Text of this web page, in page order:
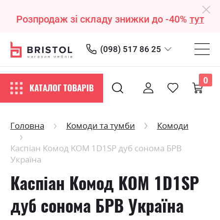
Розпродаж зі складу знижки до -40% тут
(098) 517 86 25
КАТАЛОГ ТОВАРІВ
0
Головна Комоди та тумби
Комоди
Каспіан Комод KOM 1D1SP дуб сонома БРВ
Україна
Каспіан Комод KOM 1D1SP
дуб сонома БРВ Україна